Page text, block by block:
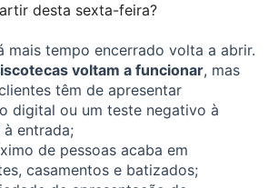
desta sexta-feira?
mais tempo encerrado volta a abrir.
voltam a funcionar, mas
têm de apresentar
digital ou um teste negativo à
à entrada;
de pessoas acaba em
casamentos e batizados;